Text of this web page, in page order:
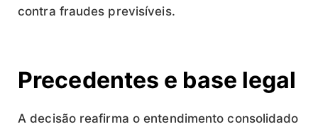
contra fraudes previsíveis.
Precedentes e base legal
A decisão reafirma o entendimento consolidado